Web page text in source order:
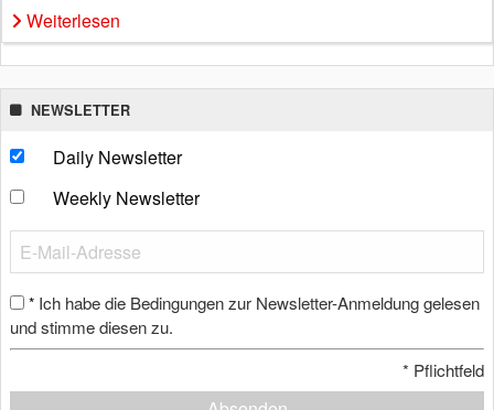
Weiterlesen
NEWSLETTER
Daily Newsletter
Weekly Newsletter
* Ich habe die Bedingungen zur Newsletter-Anmeldung gelesen
und stimme diesen zu.
* Pflichtfeld